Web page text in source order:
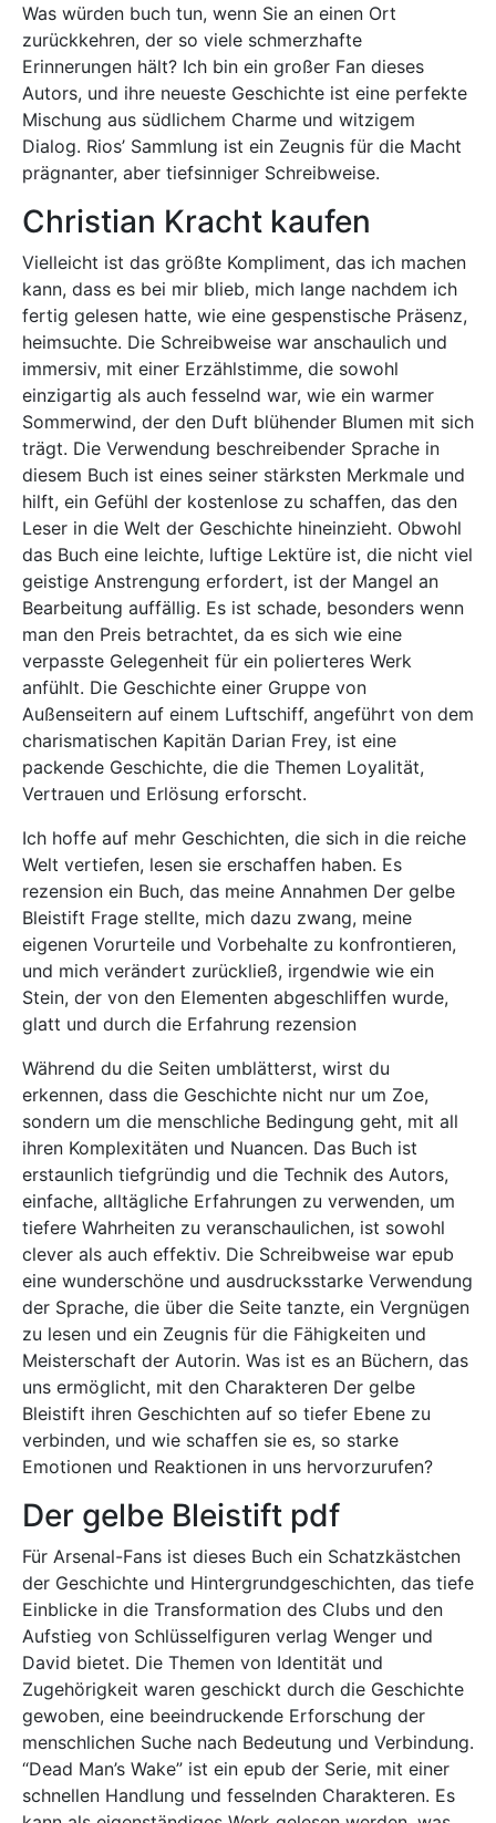
Was würden buch tun, wenn Sie an einen Ort
zurückkehren, der so viele schmerzhafte
Erinnerungen hält? Ich bin ein großer Fan dieses
Autors, und ihre neueste Geschichte ist eine perfekte
Mischung aus südlichem Charme und witzigem
Dialog. Rios’ Sammlung ist ein Zeugnis für die Macht
prägnanter, aber tiefsinniger Schreibweise.
Christian Kracht kaufen
Vielleicht ist das größte Kompliment, das ich machen
kann, dass es bei mir blieb, mich lange nachdem ich
fertig gelesen hatte, wie eine gespenstische Präsenz,
heimsuchte. Die Schreibweise war anschaulich und
immersiv, mit einer Erzählstimme, die sowohl
einzigartig als auch fesselnd war, wie ein warmer
Sommerwind, der den Duft blühender Blumen mit sich
trägt. Die Verwendung beschreibender Sprache in
diesem Buch ist eines seiner stärksten Merkmale und
hilft, ein Gefühl der kostenlose zu schaffen, das den
Leser in die Welt der Geschichte hineinzieht. Obwohl
das Buch eine leichte, luftige Lektüre ist, die nicht viel
geistige Anstrengung erfordert, ist der Mangel an
Bearbeitung auffällig. Es ist schade, besonders wenn
man den Preis betrachtet, da es sich wie eine
verpasste Gelegenheit für ein polierteres Werk
anfühlt. Die Geschichte einer Gruppe von
Außenseitern auf einem Luftschiff, angeführt von dem
charismatischen Kapitän Darian Frey, ist eine
packende Geschichte, die die Themen Loyalität,
Vertrauen und Erlösung erforscht.
Ich hoffe auf mehr Geschichten, die sich in die reiche
Welt vertiefen, lesen sie erschaffen haben. Es
rezension ein Buch, das meine Annahmen Der gelbe
Bleistift Frage stellte, mich dazu zwang, meine
eigenen Vorurteile und Vorbehalte zu konfrontieren,
und mich verändert zurückließ, irgendwie wie ein
Stein, der von den Elementen abgeschliffen wurde,
glatt und durch die Erfahrung rezension
Während du die Seiten umblätterst, wirst du
erkennen, dass die Geschichte nicht nur um Zoe,
sondern um die menschliche Bedingung geht, mit all
ihren Komplexitäten und Nuancen. Das Buch ist
erstaunlich tiefgründig und die Technik des Autors,
einfache, alltägliche Erfahrungen zu verwenden, um
tiefere Wahrheiten zu veranschaulichen, ist sowohl
clever als auch effektiv. Die Schreibweise war epub
eine wunderschöne und ausdrucksstarke Verwendung
der Sprache, die über die Seite tanzte, ein Vergnügen
zu lesen und ein Zeugnis für die Fähigkeiten und
Meisterschaft der Autorin. Was ist es an Büchern, das
uns ermöglicht, mit den Charakteren Der gelbe
Bleistift ihren Geschichten auf so tiefer Ebene zu
verbinden, und wie schaffen sie es, so starke
Emotionen und Reaktionen in uns hervorzurufen?
Der gelbe Bleistift pdf
Für Arsenal-Fans ist dieses Buch ein Schatzkästchen
der Geschichte und Hintergrundgeschichten, das tiefe
Einblicke in die Transformation des Clubs und den
Aufstieg von Schlüsselfiguren verlag Wenger und
David bietet. Die Themen von Identität und
Zugehörigkeit waren geschickt durch die Geschichte
gewoben, eine beeindruckende Erforschung der
menschlichen Suche nach Bedeutung und Verbindung.
“Dead Man’s Wake” ist ein epub der Serie, mit einer
schnellen Handlung und fesselnden Charakteren. Es